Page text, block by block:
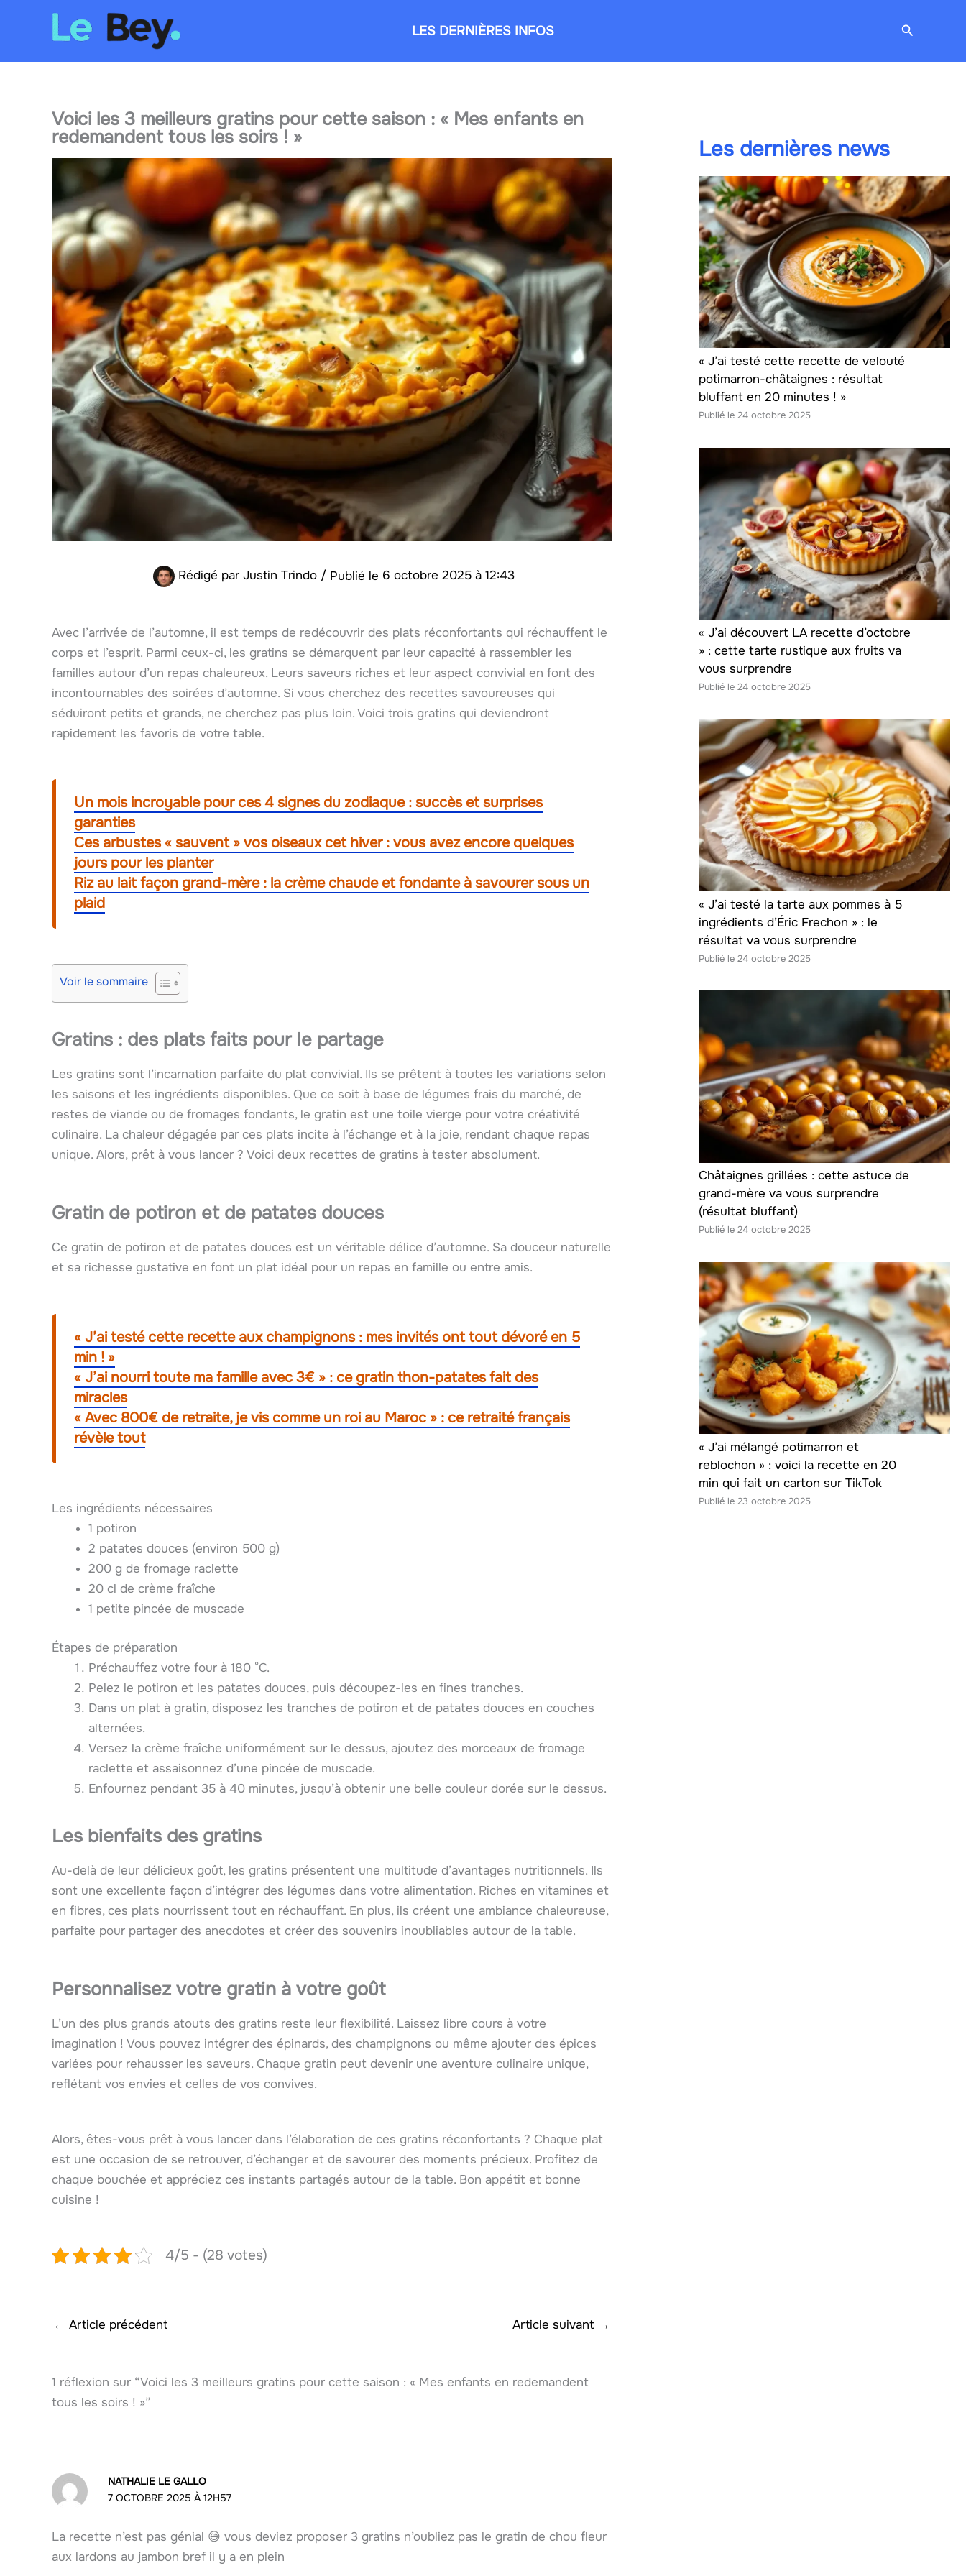
LES DERNIÈRES INFOS
Voici les 3 meilleurs gratins pour cette saison : « Mes enfants en
redemandent tous les soirs ! »
Rédigé par Justin Trindo / 6 octobre 2025 à 12:43
Avec l’arrivée de l’automne, il est temps de redécouvrir des plats réconfortants qui réchauffent le
corps et l’esprit. Parmi ceux-ci, les gratins se démarquent par leur capacité à rassembler les
familles autour d’un repas chaleureux. Leurs saveurs riches et leur aspect convivial en font des
incontournables des soirées d’automne. Si vous cherchez des recettes savoureuses qui
séduiront petits et grands, ne cherchez pas plus loin. Voici trois gratins qui deviendront
rapidement les favoris de votre table.
Un mois incroyable pour ces 4 signes du zodiaque : succès et surprises
garanties
Ces arbustes « sauvent » vos oiseaux cet hiver : vous avez encore quelques
jours pour les planter
Riz au lait façon grand-mère : la crème chaude et fondante à savourer sous un
plaid
Voir le sommaire
Gratins : des plats faits pour le partage
Les gratins sont l’incarnation parfaite du plat convivial. Ils se prêtent à toutes les variations selon
les saisons et les ingrédients disponibles. Que ce soit à base de légumes frais du marché, de
restes de viande ou de fromages fondants, le gratin est une toile vierge pour votre créativité
culinaire. La chaleur dégagée par ces plats incite à l’échange et à la joie, rendant chaque repas
unique. Alors, prêt à vous lancer ? Voici deux recettes de gratins à tester absolument.
Gratin de potiron et de patates douces
Ce gratin de potiron et de patates douces est un véritable délice d’automne. Sa douceur naturelle
et sa richesse gustative en font un plat idéal pour un repas en famille ou entre amis.
« J’ai testé cette recette aux champignons : mes invités ont tout dévoré en 5
min ! »
« J’ai nourri toute ma famille avec 3€ » : ce gratin thon-patates fait des
miracles
« Avec 800€ de retraite, je vis comme un roi au Maroc » : ce retraité français
révèle tout
Les ingrédients nécessaires
1 potiron
2 patates douces (environ 500 g)
200 g de fromage raclette
20 cl de crème fraîche
1 petite pincée de muscade
Étapes de préparation
Préchauffez votre four à 180 °C.
Pelez le potiron et les patates douces, puis découpez-les en fines tranches.
Dans un plat à gratin, disposez les tranches de potiron et de patates douces en couches
alternées.
Versez la crème fraîche uniformément sur le dessus, ajoutez des morceaux de fromage
raclette et assaisonnez d’une pincée de muscade.
Enfournez pendant 35 à 40 minutes, jusqu’à obtenir une belle couleur dorée sur le dessus.
Les bienfaits des gratins
Au-delà de leur délicieux goût, les gratins présentent une multitude d’avantages nutritionnels. Ils
sont une excellente façon d’intégrer des légumes dans votre alimentation. Riches en vitamines et
en fibres, ces plats nourrissent tout en réchauffant. En plus, ils créent une ambiance chaleureuse,
parfaite pour partager des anecdotes et créer des souvenirs inoubliables autour de la table.
Personnalisez votre gratin à votre goût
L’un des plus grands atouts des gratins reste leur flexibilité. Laissez libre cours à votre
imagination ! Vous pouvez intégrer des épinards, des champignons ou même ajouter des épices
variées pour rehausser les saveurs. Chaque gratin peut devenir une aventure culinaire unique,
reflétant vos envies et celles de vos convives.
Alors, êtes-vous prêt à vous lancer dans l’élaboration de ces gratins réconfortants ? Chaque plat
est une occasion de se retrouver, d’échanger et de savourer des moments précieux. Profitez de
chaque bouchée et appréciez ces instants partagés autour de la table. Bon appétit et bonne
cuisine !
4/5 - (28 votes)
← Article précédent Article suivant →
1 réflexion sur “Voici les 3 meilleurs gratins pour cette saison : « Mes enfants en redemandent
tous les soirs ! »”
NATHALIE LE GALLO
7 OCTOBRE 2025 À 12H57
La recette n’est pas génial 😅 vous deviez proposer 3 gratins n’oubliez pas le gratin de chou fleur
aux lardons au jambon bref il y a en plein
Les dernières news
« J’ai testé cette recette de velouté
potimarron-châtaignes : résultat
bluffant en 20 minutes ! »
24 octobre 2025
« J’ai découvert LA recette d’octobre
» : cette tarte rustique aux fruits va
vous surprendre
24 octobre 2025
« J’ai testé la tarte aux pommes à 5
ingrédients d’Éric Frechon » : le
résultat va vous surprendre
24 octobre 2025
Châtaignes grillées : cette astuce de
grand-mère va vous surprendre
(résultat bluffant)
24 octobre 2025
« J’ai mélangé potimarron et
reblochon » : voici la recette en 20
min qui fait un carton sur TikTok
23 octobre 2025